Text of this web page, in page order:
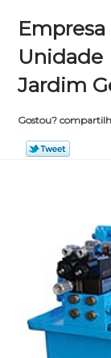
Unidade
Jardim
Gostou?